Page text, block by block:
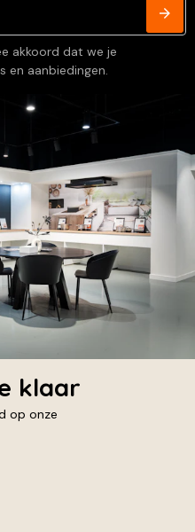
akkoord dat we je
en aanbiedingen.
klaar
op onze